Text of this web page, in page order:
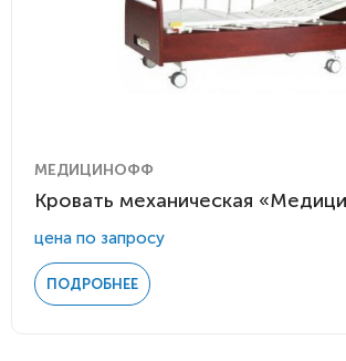
МЕДИЦИНОФФ
Кровать механическая
цена по запросу
ПОДРОБНЕЕ